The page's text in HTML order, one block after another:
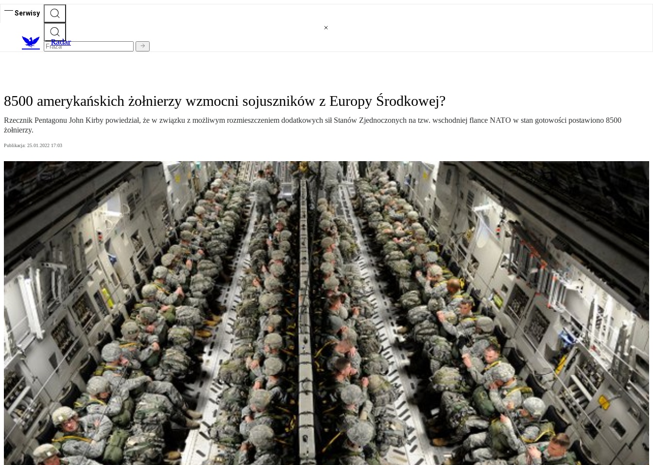
Serwisy
Radar
8500 amerykańskich żołnierzy wzmocni sojuszników z Europy Środkowej?
Rzecznik Pentagonu John Kirby powiedział, że w związku z możliwym rozmieszczeniem dodatkowych sił Stanów Zjednoczonych na tzw. wschodniej flance NATO w stan gotowości postawiono 8500
żołnierzy.
Publikacja: 25.01.2022 17:03